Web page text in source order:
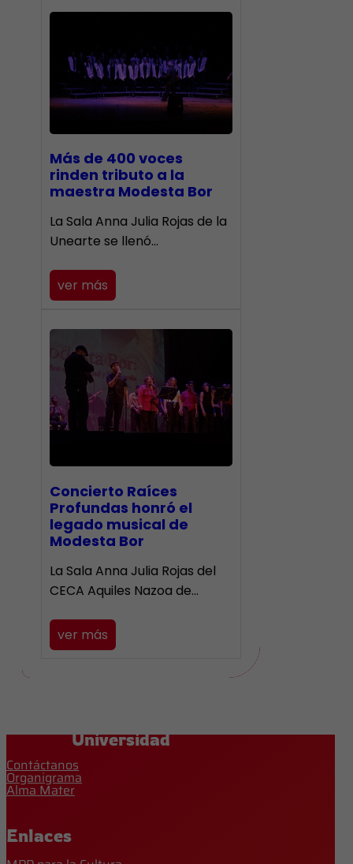
Más de 400 voces
rinden tributo a la
maestra Modesta Bor
​La Sala Anna Julia Rojas de la
Unearte se llenó…
ver más
​Concierto Raíces
Profundas honró el
legado musical de
Modesta Bor
La Sala Anna Julia Rojas del
CECA Aquiles Nazoa de…
ver más
Universidad
Contáctanos
Organigrama
Alma Mater
Enlaces